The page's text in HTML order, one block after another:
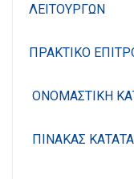
ΛΕΙΤΟΥΡΓΩΝ
ΠΡΑΚΤΙΚΟ
ΟΝΟΜΑΣΤΙΚΗ
ΠΙΝΑΚΑΣ